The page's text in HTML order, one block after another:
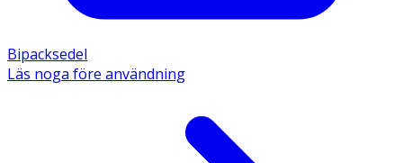
Bipacksedel
Läs noga före användning